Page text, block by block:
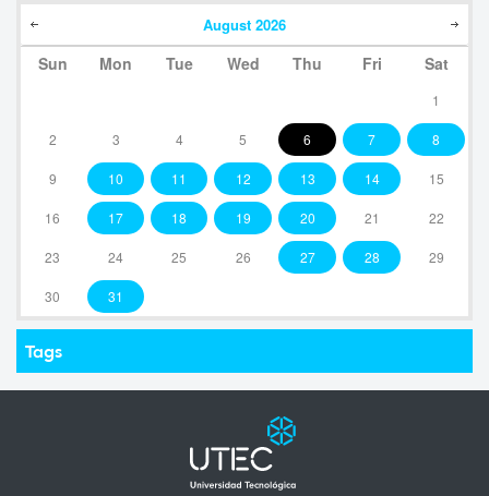
August 2026
Sun Mon Tue Wed Thu Fri Sat
1
2 3 4 5 6 7 8
9 10 11 12 13 14 15
16 17 18 19 20 21 22
23 24 25 26 27 28 29
30 31
Tags